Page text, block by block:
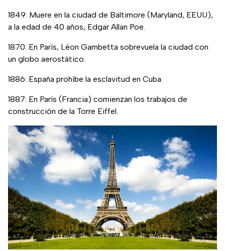
1849: Muere en la ciudad de Baltimore (Maryland, EEUU),
a la edad de 40 años, Edgar Allan Poe.
1870: En París, Léon Gambetta sobrevuela la ciudad con
un globo aerostático.
1886: España prohíbe la esclavitud en Cuba.
1887: En París (Francia) comienzan los trabajos de
construcción de la Torre Eiffel.